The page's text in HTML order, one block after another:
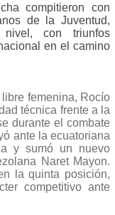
compitieron con
de la Juventud,
nivel, con triunfos
en el camino
femenina, Rocío
técnica frente a la
durante el combate
ante la ecuatoriana
y sumó un nuevo
Naret Mayon.
la quinta posición,
competitivo ante